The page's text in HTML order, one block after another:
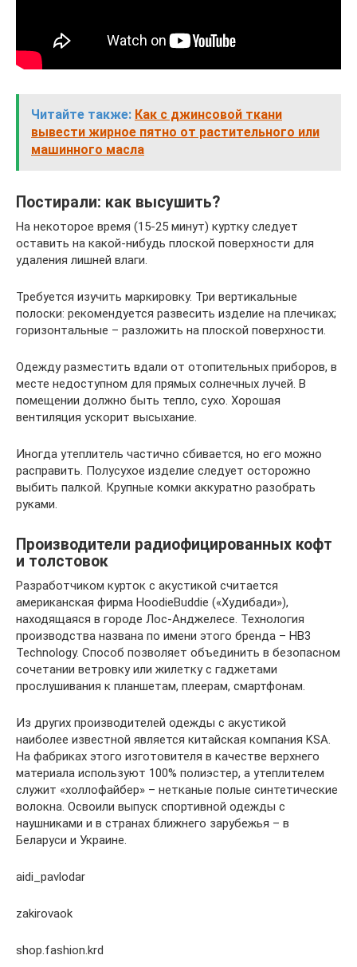
Читайте также: Как с джинсовой ткани
вывести жирное пятно от растительного или
машинного масла
Постирали: как высушить?
На некоторое время (15-25 минут) куртку следует
оставить на какой-нибудь плоской поверхности для
удаления лишней влаги.
Требуется изучить маркировку. Три вертикальные
полоски: рекомендуется развесить изделие на плечиках;
горизонтальные – разложить на плоской поверхности.
Одежду разместить вдали от отопительных приборов, в
месте недоступном для прямых солнечных лучей. В
помещении должно быть тепло, сухо. Хорошая
вентиляция ускорит высыхание.
Иногда утеплитель частично сбивается, но его можно
расправить. Полусухое изделие следует осторожно
выбить палкой. Крупные комки аккуратно разобрать
руками.
Производители радиофицированных кофт
и толстовок
Разработчиком курток с акустикой считается
американская фирма HoodieBuddie («Худибади»),
находящаяся в городе Лос-Анджелесе. Технология
производства названа по имени этого бренда – HB3
Technology. Способ позволяет объединить в безопасном
сочетании ветровку или жилетку с гаджетами
прослушивания к планшетам, плеерам, смартфонам.
Из других производителей одежды с акустикой
наиболее известной является китайская компания KSA.
На фабриках этого изготовителя в качестве верхнего
материала используют 100% полиэстер, а утеплителем
служит «холлофайбер» – нетканые полые синтетические
волокна. Освоили выпуск спортивной одежды с
наушниками и в странах ближнего зарубежья – в
Беларуси и Украине.
aidi_pavlodar
zakirovaok
shop.fashion.krd